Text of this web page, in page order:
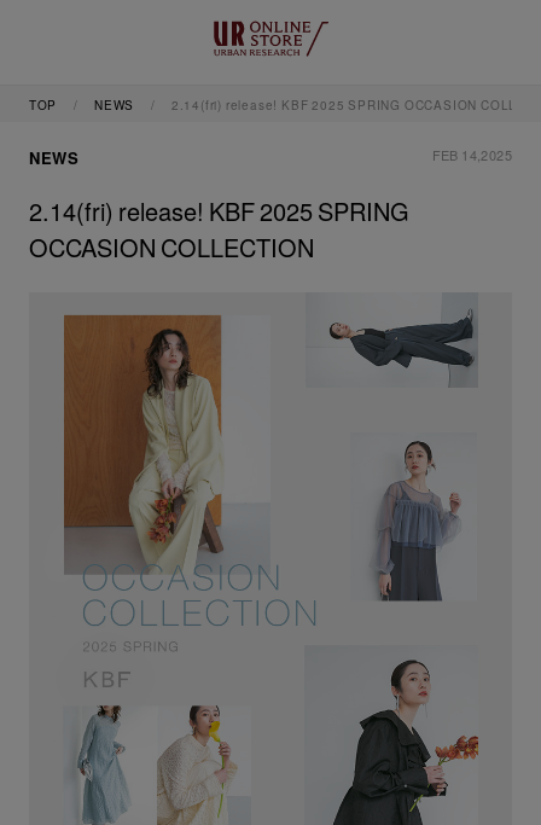
TOP NEWS 2.14(fri) release! KBF 2025 SPRING OCCASION
NEWS FEB 14,2025
2.14(fri) release! KBF 2025 SPRING
OCCASION COLLECTION